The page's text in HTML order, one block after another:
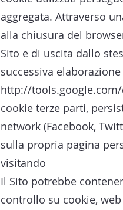
aggregata. Attraverso
alla chiusura del
Sito e di uscita dallo
successiva
http://
cookie terze parti,
network (Facebook,
sulla propria pagina
visitando
Il Sito potrebbe
controllo su cookie,